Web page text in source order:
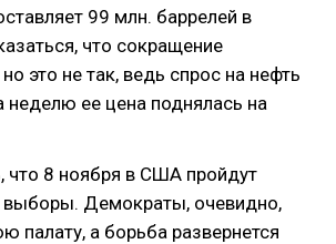
99 млн. баррелей в
что сокращение
это не так, ведь спрос на нефть
неделю ее цена поднялась на
что 8 ноября в США пройдут
Демократы, очевидно,
палату, а борьба развернется